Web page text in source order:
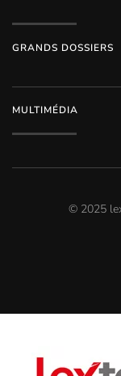
GRANDS DOSSIERS
MULTIMÉDIA
© 2025